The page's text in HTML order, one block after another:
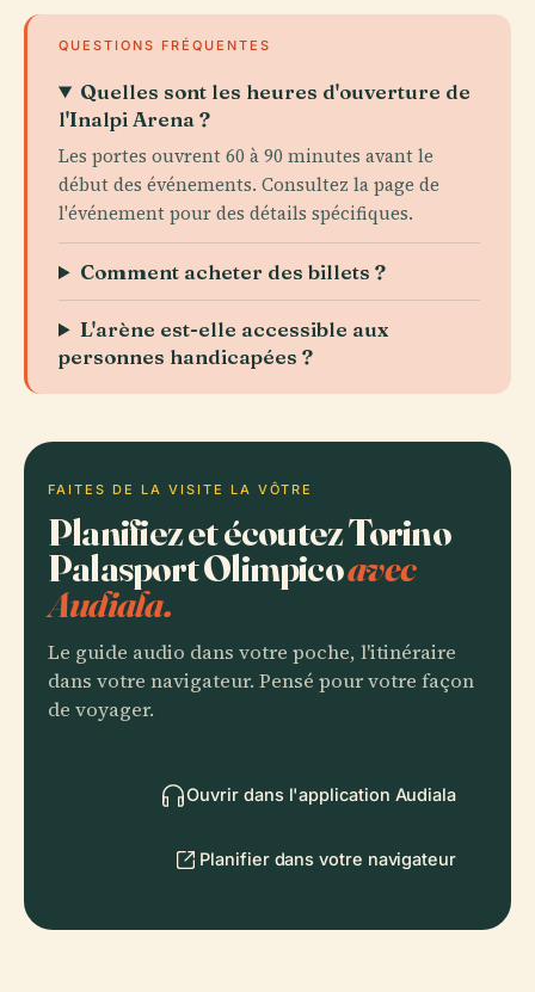
QUESTIONS FRÉQUENTES
Quelles sont les heures d'ouverture de
l'Inalpi Arena ?
Les portes ouvrent 60 à 90 minutes avant le
début des événements. Consultez la page de
l'événement pour des détails spécifiques.
Comment acheter des billets ?
L'arène est-elle accessible aux
personnes handicapées ?
FAITES DE LA VISITE LA VÔTRE
Planifiez et écoutez Torino
Palasport Olimpicoavec
Audiala.
Le guide audio dans votre poche, l'itinéraire
dans votre navigateur. Pensé pour votre façon
de voyager.
Ouvrir dans l'application Audiala
Planifier dans votre navigateur